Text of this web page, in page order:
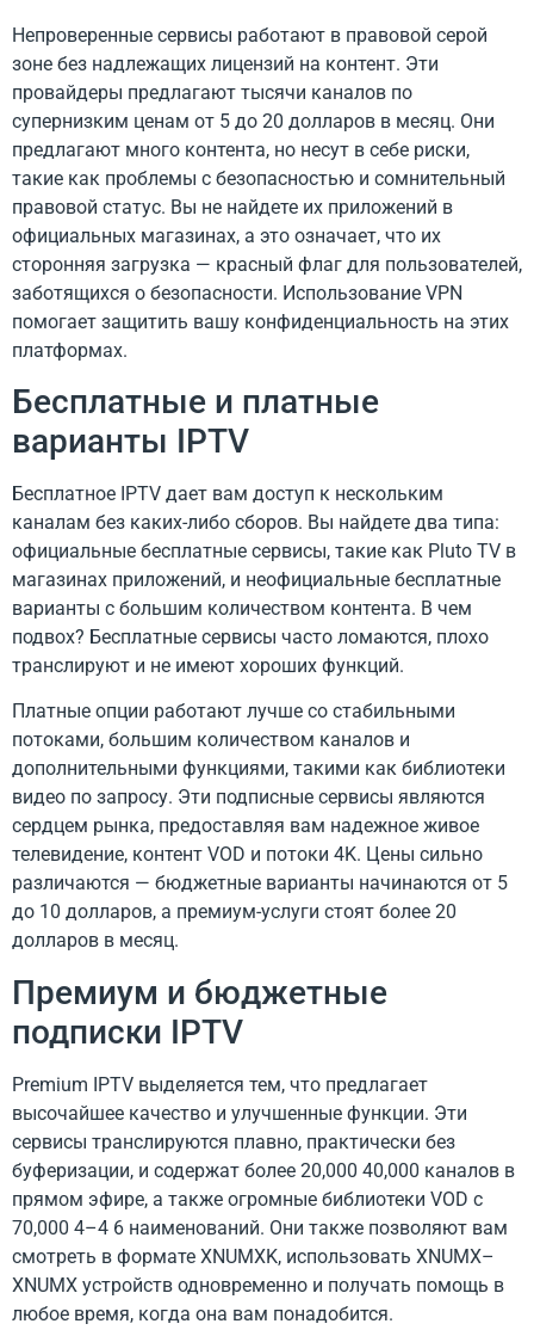
Непроверенные сервисы работают в правовой серой
зоне без надлежащих лицензий на контент. Эти
провайдеры предлагают тысячи каналов по
супернизким ценам от 5 до 20 долларов в месяц. Они
предлагают много контента, но несут в себе риски,
такие как проблемы с безопасностью и сомнительный
правовой статус. Вы не найдете их приложений в
официальных магазинах, а это означает, что их
сторонняя загрузка — красный флаг для пользователей,
заботящихся о безопасности. Использование VPN
помогает защитить вашу конфиденциальность на этих
платформах.
Бесплатные и платные
варианты IPTV
Бесплатное IPTV дает вам доступ к нескольким
каналам без каких-либо сборов. Вы найдете два типа:
официальные бесплатные сервисы, такие как Pluto TV в
магазинах приложений, и неофициальные бесплатные
варианты с большим количеством контента. В чем
подвох? Бесплатные сервисы часто ломаются, плохо
транслируют и не имеют хороших функций.
Платные опции работают лучше со стабильными
потоками, большим количеством каналов и
дополнительными функциями, такими как библиотеки
видео по запросу. Эти подписные сервисы являются
сердцем рынка, предоставляя вам надежное живое
телевидение, контент VOD и потоки 4K. Цены сильно
различаются — бюджетные варианты начинаются от 5
до 10 долларов, а премиум-услуги стоят более 20
долларов в месяц.
Премиум и бюджетные
подписки IPTV
Premium IPTV выделяется тем, что предлагает
высочайшее качество и улучшенные функции. Эти
сервисы транслируются плавно, практически без
буферизации, и содержат более 20,000 40,000 каналов в
прямом эфире, а также огромные библиотеки VOD с
70,000 4–4 6 наименований. Они также позволяют вам
смотреть в формате XNUMXK, использовать XNUMX–
XNUMX устройств одновременно и получать помощь в
любое время, когда она вам понадобится.